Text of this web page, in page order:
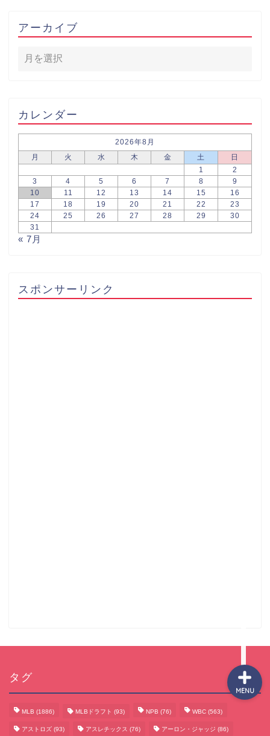
アーカイブ
カレンダー
2026年8月
月
火 水 木 金 土
日
1
2
3
4 5 6 7 8
9
10
11 12 13 14 15
16
17
18 19 20 21 22
23
24
25 26 27 28 29
30
31
« 7月
スポンサーリンク
タグ
MLB (1886) MLBドラフト (93) NPB (76) WBC (563)
アストロズ (93) アスレチックス (76) アーロン・ジャッジ (86)
MENU